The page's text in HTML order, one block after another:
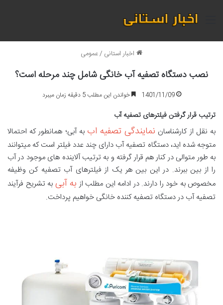
منو
اخبار استانی /عمومی
نصب دستگاه تصفیه آب خانگی شامل چند مرحله است؟
1401/11/09 خواندن این مطلب 5 دقیقه زمان میبرد
ترتیب قرار گرفتن فیلترهای تصفیه آب
به نقل از کارشناسان نمایندگی تصفیه اب به آبی؛ همانطور که احتمالا
متوجه شده اید، دستگاه تصفیه آب دارای چند عدد فیلتر است که میتوانند
به طور متوالی در کنار هم قرار گرفته و به ترتیب آلاینده های موجود در آب
را از بین ببرند. در این بین هر یک از فیلترهای آب تصفیه کن وظیفه
مخصوص به خود را دارند. در ادامه این مطلب از به آبی به تشریح فرآیند
تصفیه آب در دستگاه تصفیه کننده خانگی خواهیم پرداخت.